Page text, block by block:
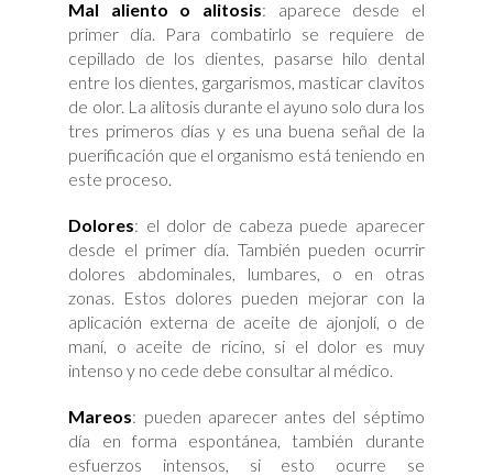
Mal aliento o alitosis: aparece desde el
primer día. Para combatirlo se requiere de
cepillado de los dientes, pasarse hilo dental
entre los dientes, gargarismos, masticar clavitos
de olor. La alitosis durante el ayuno solo dura los
tres primeros días y es una buena señal de la
puerificación que el organismo está teniendo en
este proceso.
Dolores: el dolor de cabeza puede aparecer
desde el primer día. También pueden ocurrir
dolores abdominales, lumbares, o en otras
zonas. Estos dolores pueden mejorar con la
aplicación externa de aceite de ajonjolí, o de
maní, o aceite de ricino, si el dolor es muy
intenso y no cede debe consultar al médico.
Mareos: pueden aparecer antes del séptimo
día en forma espontánea, también durante
esfuerzos intensos, si esto ocurre se